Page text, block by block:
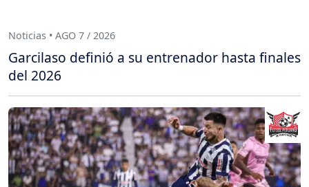
Noticias • AGO 7 / 2026
Garcilaso definió a su entrenador hasta finales
del 2026